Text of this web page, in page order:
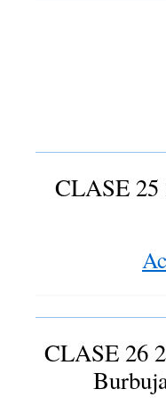
CLASE 25
CLASE 26